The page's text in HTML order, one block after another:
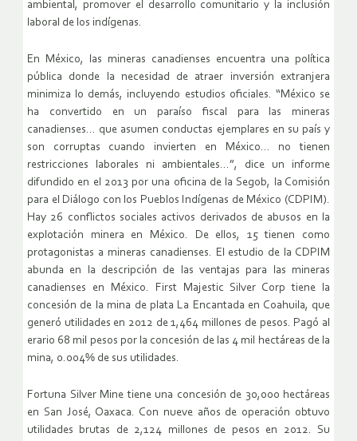
ambiental, promover el desarrollo comunitario y la inclusión
laboral de los indígenas.
En México, las mineras canadienses encuentra una política
pública donde la necesidad de atraer inversión extranjera
minimiza lo demás, incluyendo estudios oficiales. “México se
ha convertido en un paraíso fiscal para las mineras
canadienses… que asumen conductas ejemplares en su país y
son corruptas cuando invierten en México… no tienen
restricciones laborales ni ambientales…”, dice un informe
difundido en el 2013 por una oficina de la Segob, la Comisión
para el Diálogo con los Pueblos Indígenas de México (CDPIM).
Hay 26 conflictos sociales activos derivados de abusos en la
explotación minera en México. De ellos, 15 tienen como
protagonistas a mineras canadienses. El estudio de la CDPIM
abunda en la descripción de las ventajas para las mineras
canadienses en México. First Majestic Silver Corp tiene la
concesión de la mina de plata La Encantada en Coahuila, que
generó utilidades en 2012 de 1,464 millones de pesos. Pagó al
erario 68 mil pesos por la concesión de las 4 mil hectáreas de la
mina, 0.004% de sus utilidades.
Fortuna Silver Mine tiene una concesión de 30,000 hectáreas
en San José, Oaxaca. Con nueve años de operación obtuvo
utilidades brutas de 2,124 millones de pesos en 2012. Su